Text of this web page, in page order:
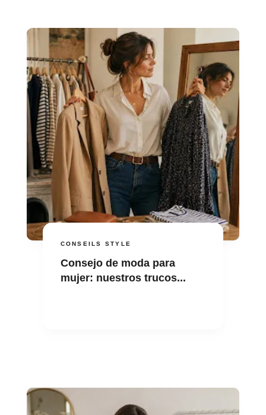
CONSEILS STYLE
Consejo de moda para
mujer: nuestros trucos...